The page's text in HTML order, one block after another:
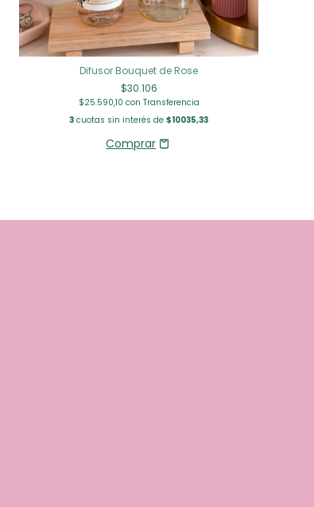
Difusor Bouquet de Rose
$30.106
$25.590,10 con Transferencia
3 cuotas sin interés de$10035,33